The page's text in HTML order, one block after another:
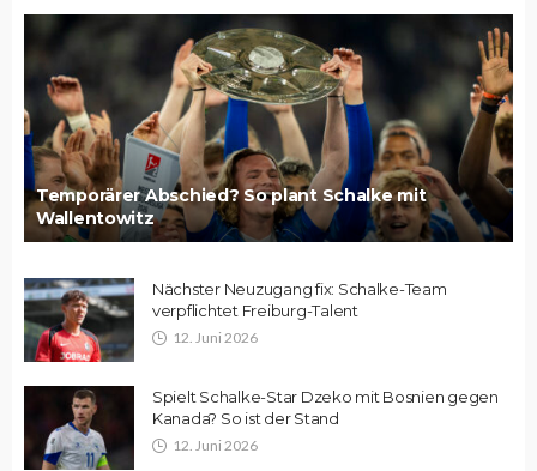
Temporärer Abschied? So plant Schalke mit
Wallentowitz
Nächster Neuzugang fix: Schalke-Team
verpflichtet Freiburg-Talent
12. Juni 2026
Spielt Schalke-Star Dzeko mit Bosnien gegen
Kanada? So ist der Stand
12. Juni 2026